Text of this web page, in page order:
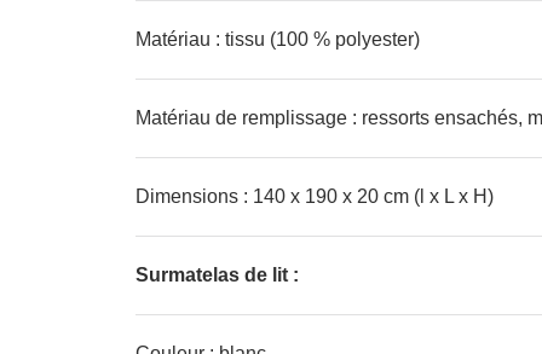
Matériau : tissu (100 % polyester)
Matériau de remplissage : ressorts ensachés,
Dimensions : 140 x 190 x 20 cm (l x L x H)
Surmatelas de lit :